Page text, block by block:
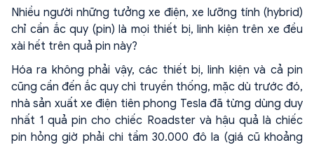
Nhiều người những tưởng xe điện, xe lưỡng tính (hybrid)
chỉ cần ắc quy (pin) là mọi thiết bị, linh kiện trên xe đều
xài hết trên quả pin này?
Hóa ra không phải vậy, các thiết bị, linh kiện và cả pin
cũng cần đến ắc quy chì truyền thống, mặc dù trước đó,
nhà sản xuất xe điện tiên phong Tesla đã từng dùng duy
nhất 1 quả pin cho chiếc Roadster và hậu quả là chiếc
pin hỏng giờ phải chi tầm 30.000 đô la (giá cũ khoảng